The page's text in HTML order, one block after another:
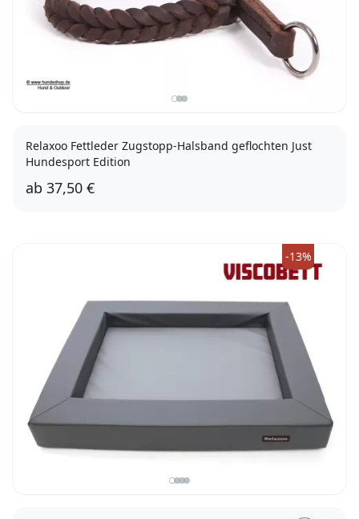
Relaxoo Fettleder Zugstopp-Halsband geflochten Just
Hundesport Edition
ab 37,50 €
-13%